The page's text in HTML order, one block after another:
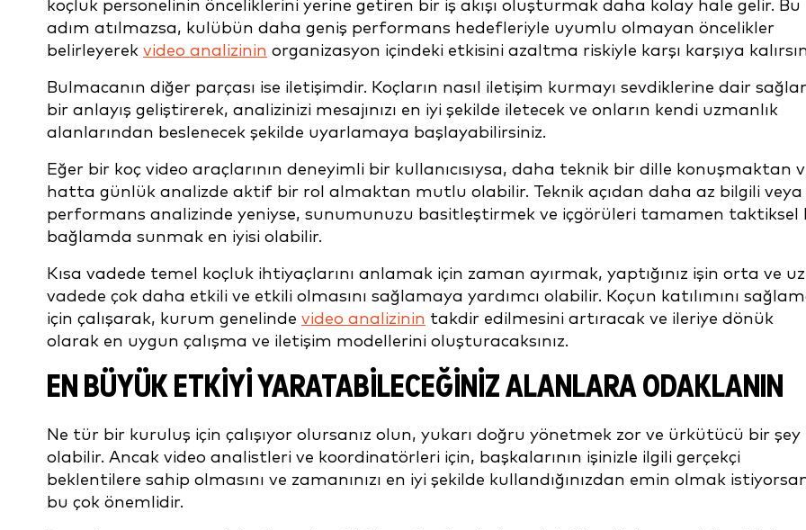
koçluk personelinin önceliklerini yerine getiren bir iş akışı oluşturmak daha kolay hale gelir. Bu
adım atılmazsa, kulübün daha geniş performans hedefleriyle uyumlu olmayan öncelikler
belirleyerek video analizinin organizasyon içindeki etkisini azaltma riskiyle karşı karşıya
Bulmacanın diğer parçası ise iletişimdir. Koçların nasıl iletişim kurmayı sevdiklerine dair
bir anlayış geliştirerek, analizinizi mesajınızı en iyi şekilde iletecek ve onların kendi uzmanlık
alanlarından beslenecek şekilde uyarlamaya başlayabilirsiniz.
Eğer bir koç video araçlarının deneyimli bir kullanıcısıysa, daha teknik bir dille konuşmaktan
hatta günlük analizde aktif bir rol almaktan mutlu olabilir. Teknik açıdan daha az bilgili veya
performans analizinde yeniyse, sunumunuzu basitleştirmek ve içgörüleri tamamen taktiksel
bağlamda sunmak en iyisi olabilir.
Kısa vadede temel koçluk ihtiyaçlarını anlamak için zaman ayırmak, yaptığınız işin orta ve
vadede çok daha etkili ve etkili olmasını sağlamaya yardımcı olabilir. Koçun katılımını
için çalışarak, kurum genelinde video analizinin takdir edilmesini artıracak ve ileriye dönük
olarak en uygun çalışma ve iletişim modellerini oluşturacaksınız.
EN BÜYÜK ETKIYI YARATABILECEĞINIZ ALANLARA ODAKLANIN
Ne tür bir kuruluş için çalışıyor olursanız olun, yukarı doğru yönetmek zor ve ürkütücü bir şey
olabilir. Ancak video analistleri ve koordinatörleri için, başkalarının işinizle ilgili gerçekçi
beklentilere sahip olmasını ve zamanınızı en iyi şekilde kullandığınızdan emin olmak
bu çok önemlidir.